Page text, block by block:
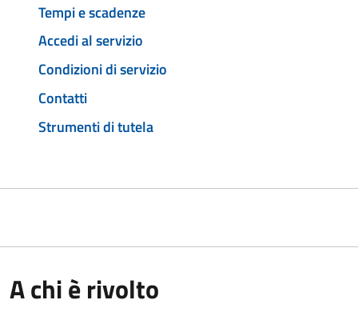
Tempi e scadenze
Accedi al servizio
Condizioni di servizio
Contatti
Strumenti di tutela
A chi è rivolto